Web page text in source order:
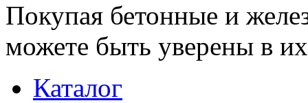
Покупая бетонные и
можете быть уверены в их
Каталог